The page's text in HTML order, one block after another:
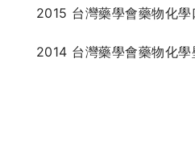
2015 台灣藥學會藥物化學
2014 台灣藥學會藥物化